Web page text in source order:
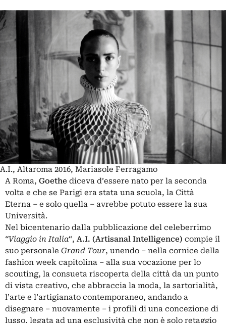
A.I., Altaroma 2016, Mariasole Ferragamo
A Roma, Goethe diceva d’essere nato per la seconda
volta e che se Parigi era stata una scuola, la Città
Eterna – e solo quella – avrebbe potuto essere la sua
Università.
Nel bicentenario dalla pubblicazione del celeberrimo
“Viaggio in Italia“, A.I. (Artisanal Intelligence) compie il
suo personale Grand Tour, unendo – nella cornice della
fashion week capitolina – alla sua vocazione per lo
scouting, la consueta riscoperta della città da un punto
di vista creativo, che abbraccia la moda, la sartorialità,
l’arte e l’artigianato contemporaneo, andando a
disegnare – nuovamente – i profili di una concezione di
lusso, legata ad una esclusività che non è solo retaggio